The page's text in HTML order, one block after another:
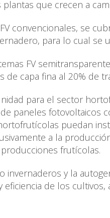
que crecen a
convencionales, se
para lo cual se
FV
capa fina al 20% de
para el sector
paneles fotovoltaicos
puedan
a la
frutícolas.
y la
de los